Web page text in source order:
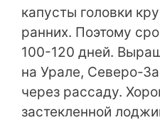
капусты головки
ранних. Поэтому
100-120 дней.
на Урале, Северо-
через рассаду.
застекленной